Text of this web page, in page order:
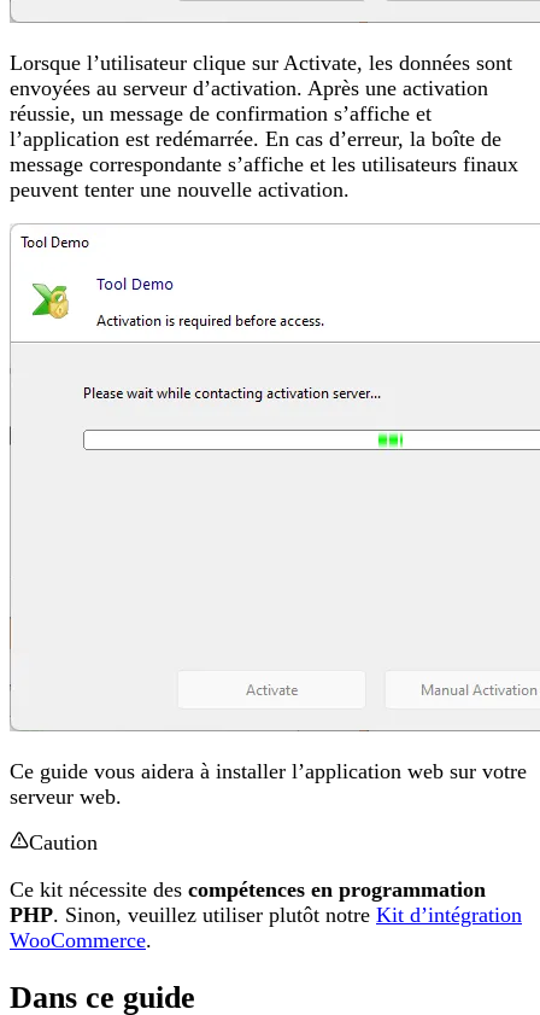
Lorsque l’utilisateur clique sur Activate, les données sont
envoyées au serveur d’activation. Après une activation
réussie, un message de confirmation s’affiche et
l’application est redémarrée. En cas d’erreur, la boîte de
message correspondante s’affiche et les utilisateurs finaux
peuvent tenter une nouvelle activation.
Ce guide vous aidera à installer l’application web sur votre
serveur web.
Caution
Ce kit nécessite des compétences en programmation
PHP. Sinon, veuillez utiliser plutôt notre Kit d’intégration
WooCommerce.
Dans ce guide